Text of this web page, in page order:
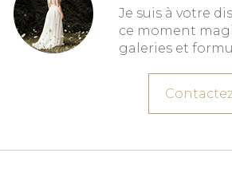
Je suis à votre
ce moment
galeries et